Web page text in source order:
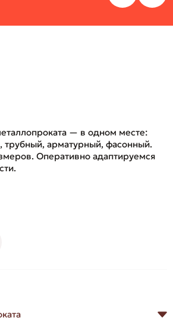
— в одном месте:
трубный, арматурный, фасонный.
Оперативно адаптируемся